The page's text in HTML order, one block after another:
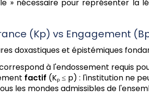
» nécessaire pour représenter la
(Kp) vs Engagement
doxastiques et épistémiques
à l'endossement requis
factif (Kₚ ≤ p) : l'institution ne
les mondes admissibles de